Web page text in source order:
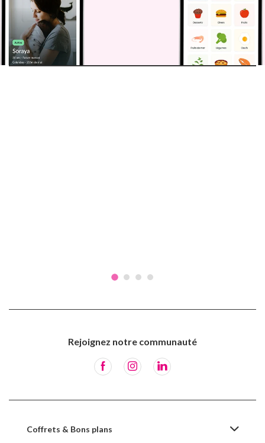
Rejoignez notre communauté
Coffrets & Bons plans